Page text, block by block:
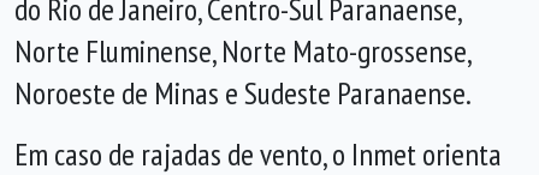
do Rio de Janeiro, Centro-Sul Paranaense,
Norte Fluminense, Norte Mato-grossense,
Noroeste de Minas e Sudeste Paranaense.
Em caso de rajadas de vento, o Inmet orienta